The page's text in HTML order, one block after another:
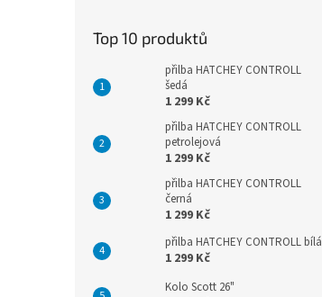
Top 10 produktů
přilba HATCHEY CONTROLL
šedá
1 299 Kč
přilba HATCHEY CONTROLL
petrolejová
1 299 Kč
přilba HATCHEY CONTROLL
černá
1 299 Kč
přilba HATCHEY CONTROLL bílá
1 299 Kč
Kolo Scott 26"